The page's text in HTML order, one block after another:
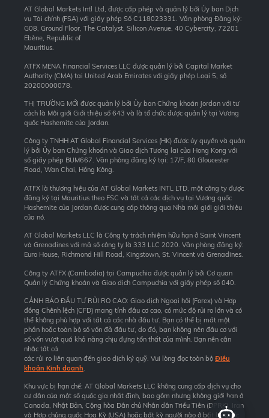
AT Global Markets Intl Ltd, được cấp phép và quản lý bởi Ủy ban Dịch
vụ Tài chính (FSA) với giấy phép Số C118023331. Văn phòng Đăng ký:
G08, Ground Floor, The Catalyst, Silicon Avenue, 40 Cybercity, 72201
Ebène, Republic of
Mauritius.
ATFX MENA Financial Services LLC được quản lý bởi Capital Market
Authority (CMA) tại United Arab Emirates với giấy phép Loại 5, số
20200000078.
THỊ TRƯỜNG MỚI được quản lý bởi Ủy ban Chứng khoán Jordan với tư
cách là Môi giới Giới thiệu số 643 và là tổ chức được quản lý tại Vương
quốc Hashemite của Jordan.
Công ty TNHH AT Global Financial Services (HK) được ủy quyền và quản
lý bởi Ủy ban Chứng khoán và Giao dịch Tương lai của Hong Kong với
số giấy phép BUM667. Văn phòng đăng ký tại: 17/F, 80 Gloucester
Road, Wan Chai, Hồng Kông.
ATFX là thương hiệu của AT Global Markets INTL LTD, một công ty được
đăng ký tại Mauritius theo FSC và tất cả các dịch vụ tại Vương quốc
Hashemite của Jordan được cung cấp thông qua Nhà môi giới giới thiệu
của nó.
AT Global Markets LLC là Công ty trách nhiệm hữu hạn ở Saint Vincent
và Grenadines với mã số công ty là 333 LLC 2020. Văn phòng đăng ký:
Euro House, Richmond Hill Road, Kingstown, St. Vincent và Grenadines.
Công ty ATFX (Cambodia) tại Campuchia được quản lý bởi Cơ quan
Quản lý Chứng khoán và Giao dịch Campuchia với giấy phép số 040.
CẢNH BÁO ĐẦU TƯ RỦI RO CAO: Giao dịch Ngoại hối (Forex) và Hợp
đồng Chênh lệch (CFD) mang tính đầu cơ cao, có mức độ rủi ro lớn và có
thể không phù hợp với tất cả các nhà đầu tư. Bạn có thể bị mất một
phần hoặc toàn bộ số vốn đã đầu tư, do đó, bạn không nên đầu cơ với
số vốn vượt quá khả năng chịu đựng tổn thất của mình. Bạn nên cân
nhắc tất cả
các rủi ro liên quan đến giao dịch ký quỹ. Vui lòng đọc toàn bộ Điều
khoản Kinh doanh.
Khu vực bị hạn chế: AT Global Markets LLC không cung cấp dịch vụ cho
cư dân của một số quốc gia nhất định, bao gồm nhưng không giới hạn ở
Canada, Nhật Bản, Cộng hòa Dân chủ Nhân dân Triều Tiên (DPRK), Iran
và Hợp chủng quốc Hoa Kỳ (USA) hoặc bất kỳ người nào ở bất kỳ quốc